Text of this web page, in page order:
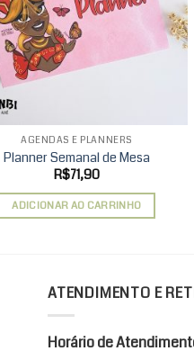
AGENDAS E PLANNERS
Planner Semanal de Mesa
R$71,90
ADICIONAR AO CARRINHO
ATENDIMENTO E
Horário de